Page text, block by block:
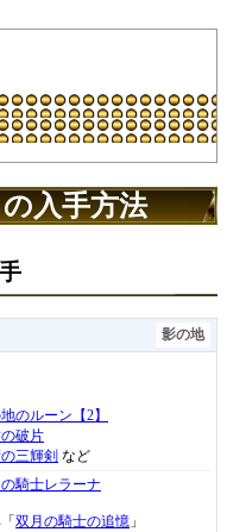
入手方法
影の地
のルーン【2】
破片
三輝剣 など
騎士レラーナ
双月の騎士の追憶 」